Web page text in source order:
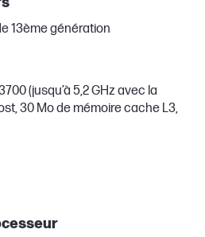
13ème génération
(jusqu’à 5,2 GHz avec la
30 Mo de mémoire cache L3,